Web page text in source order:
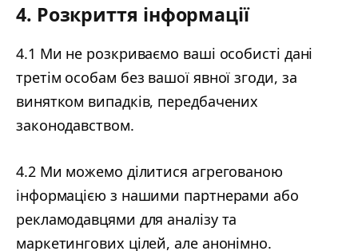
4. Розкриття інформації
4.1 Ми не розкриваємо ваші особисті дані
третім особам без вашої явної згоди, за
винятком випадків, передбачених
законодавством.
4.2 Ми можемо ділитися агрегованою
інформацією з нашими партнерами або
рекламодавцями для аналізу та
маркетингових цілей, але анонімно.